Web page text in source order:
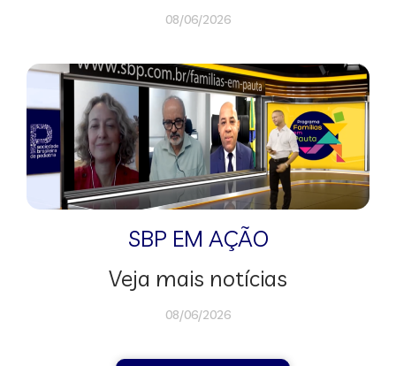
08/06/2026
SBP EM AÇÃO
Veja mais notícias
08/06/2026